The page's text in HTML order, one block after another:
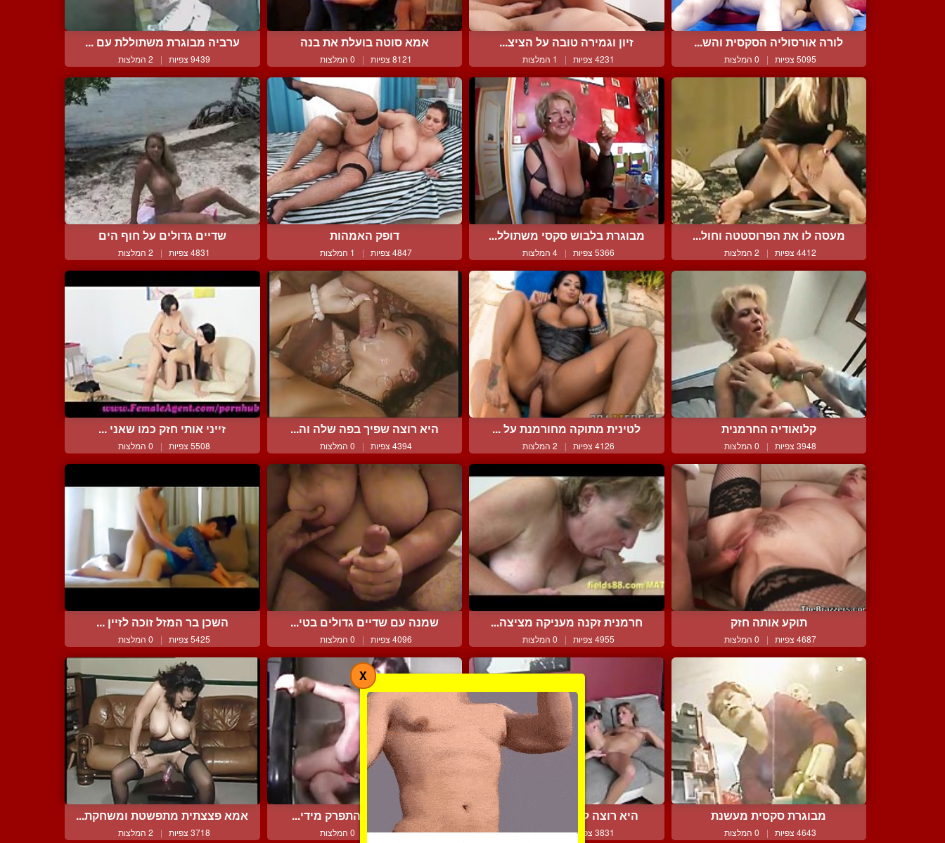
לורה אורסוליה הסקסית והש...
5095 צפיות | 0 המלצות
זיון וגמירה טובה על הציצ...
4231 צפיות | 1 המלצות
אמא סוטה בועלת את בנה
8121 צפיות | 0 המלצות
ערביה מבוגרת משתוללת עם ...
9439 צפיות | 2 המלצות
מעסה לו את הפרוסטטה וחול...
4412 צפיות | 2 המלצות
מבוגרת בלבוש סקסי משתולל...
5366 צפיות | 4 המלצות
דופק האמהות
4847 צפיות | 1 המלצות
שדיים גדולים על חוף הים
4831 צפיות | 2 המלצות
קלואודיה החרמנית
3948 צפיות | 0 המלצות
לטינית מתוקה מחורמנת על ...
4126 צפיות | 2 המלצות
היא רוצה שפיך בפה שלה וה...
4394 צפיות | 0 המלצות
זייני אותי חזק כמו שאני ...
5508 צפיות | 0 המלצות
תוקע אותה חזק
4687 צפיות | 0 המלצות
חרמנית זקנה מעניקה מציצה...
4955 צפיות | 0 המלצות
שמנה עם שדיים גדולים בטי...
4096 צפיות | 0 המלצות
השכן בר המזל זוכה לזיין ...
5425 צפיות | 0 המלצות
מבוגרת סקסית מעשנת
4643 צפיות | 0 המלצות
היא רוצה לטעום את הפוסי ...
3831 צפיות | 0 המלצות
גם אני צריכה להתפרק מידי...
3996 צפיות | 0 המלצות
אמא פצצתית מתפשטת ומשחקת...
3718 צפיות | 2 המלצות
X